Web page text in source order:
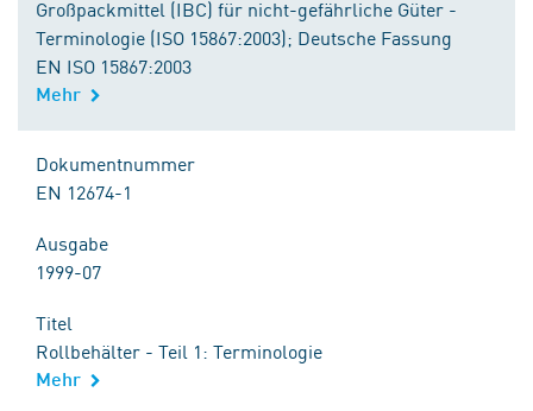
Großpackmittel (IBC) für nicht-gefährliche Güter -
Terminologie (ISO 15867:2003); Deutsche Fassung
EN ISO 15867:2003
Mehr
Dokumentnummer
EN 12674-1
Ausgabe
1999-07
Titel
Rollbehälter - Teil 1: Terminologie
Mehr